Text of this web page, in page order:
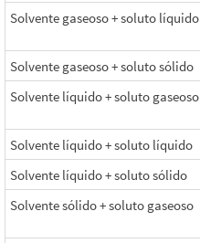
Solvente gaseoso + soluto líquido
Solvente gaseoso + soluto sólido
Solvente líquido + soluto gaseoso
Solvente líquido + soluto líquido
Solvente líquido + soluto sólido
Solvente sólido + soluto gaseoso